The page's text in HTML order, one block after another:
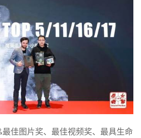
佳图片奖、最佳视频奖、最具生命